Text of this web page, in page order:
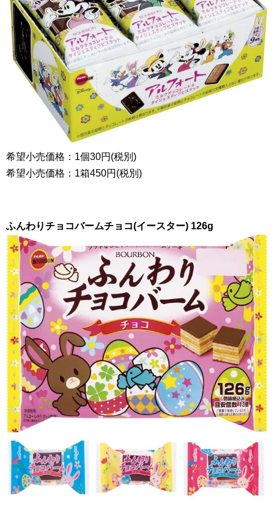
希望小売価格： 1個30円(税別)
希望小売価格： 1箱450円(税別)
ふんわりチョコバームチョコ(イースター) 126g